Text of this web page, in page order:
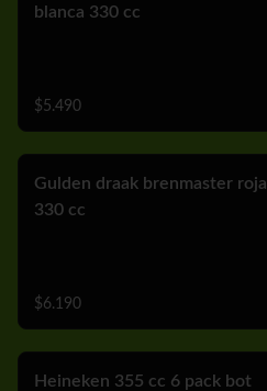
blanca 330 cc
$5.490
Gulden draak brenmaster roja
330 cc
$6.190
Heineken 355 cc 6 pack bot